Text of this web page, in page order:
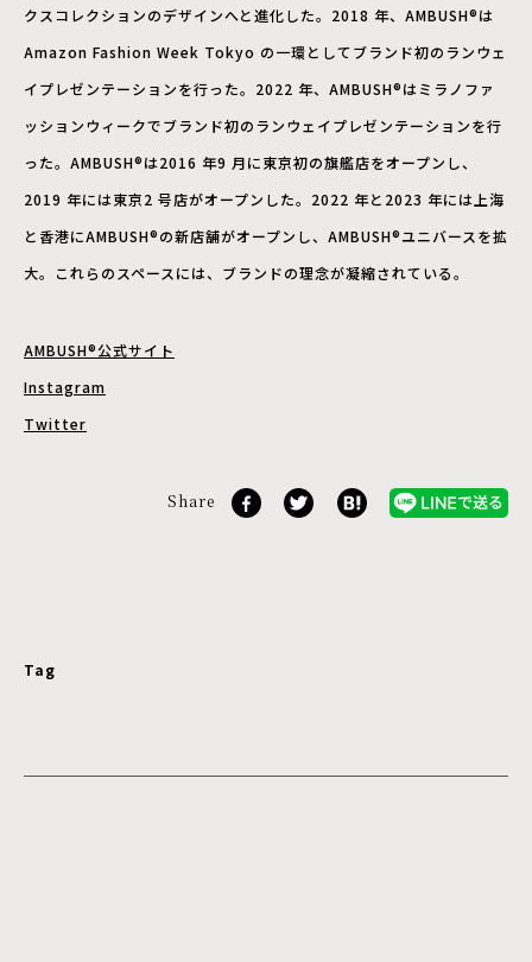
クスコレクションのデザインへと進化した。2018 年、AMBUSH®は
Amazon Fashion Week Tokyo の一環としてブランド初のランウェ
イプレゼンテーションを行った。2022 年、AMBUSH®はミラノファ
ッションウィークでブランド初のランウェイプレゼンテーションを行
った。AMBUSH®は2016 年9 月に東京初の旗艦店をオープンし、
2019 年には東京2 号店がオープンした。2022 年と2023 年には上海
と香港にAMBUSH®の新店舗がオープンし、AMBUSH®ユニバースを拡
大。これらのスペースには、ブランドの理念が凝縮されている。
AMBUSH®公式サイト
Instagram
Twitter
Share
Tag